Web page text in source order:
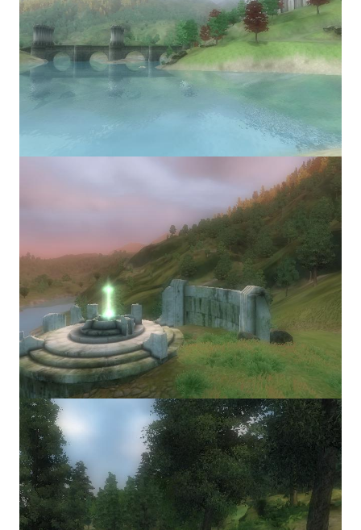
Fallout 3
GTA 5
Kingdoms of Amalur: Reckoning
Mass Effect Andromeda
Star Wars Jedi Knight: Dark Force II
Star Wars Knights of the Old Republic 1
Star Wars Knights of the Old Republic 2
Titan Quest Immortal Throne
Ведьмак 1
Ведьмак 2
Ведьмак 3
ЦИФРОВЫЕ КОМИКСЫ